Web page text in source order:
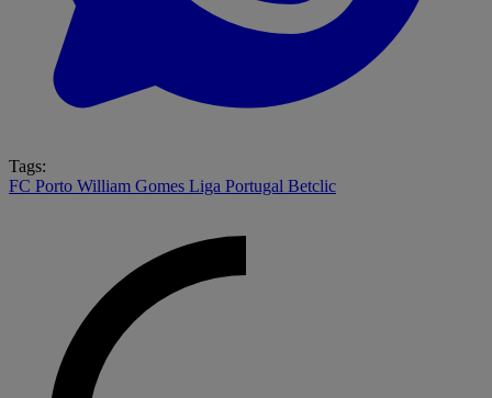
Tags:
FC Porto William Gomes Liga Portugal Betclic